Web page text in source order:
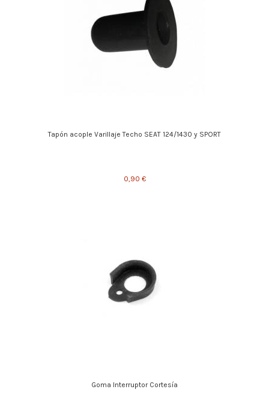
Tapón acople Varillaje Techo SEAT 124/1430 y SPORT
0,90 €
Goma Interruptor Cortesía